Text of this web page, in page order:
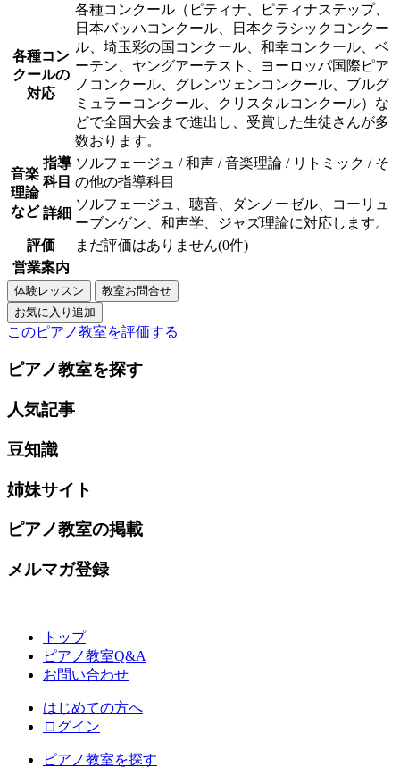
各種コン
クールの
対応
各種コンクール（ピティナ、ピティナステップ、
日本バッハコンクール、日本クラシックコンクー
ル、埼玉彩の国コンクール、和幸コンクール、ベ
ーテン、ヤングアーテスト、ヨーロッパ国際ピア
ノコンクール、グレンツェンコンクール、ブルグ
ミュラーコンクール、クリスタルコンクール）な
どで全国大会まで進出し、受賞した生徒さんが多
数おります。
音楽
理論
など
指導
科目
ソルフェージュ / 和声 / 音楽理論 / リトミック / そ
の他の指導科目
詳細
ソルフェージュ、聴音、ダンノーゼル、コーリュ
ーブンゲン、和声学、ジャズ理論に対応します。
評価
まだ評価はありません(0件)
営業案内
このピアノ教室を評価する
ピアノ教室を探す
人気記事
豆知識
姉妹サイト
ピアノ教室の掲載
メルマガ登録
トップ
ピアノ教室Q&A
お問い合わせ
はじめての方へ
ログイン
ピアノ教室を探す